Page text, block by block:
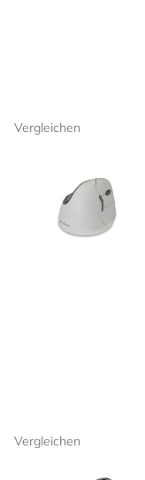
Vergleichen
Vergleichen